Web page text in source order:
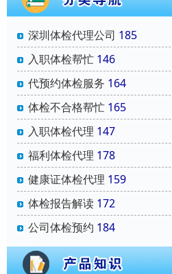
深圳体检代理公司 185
入职体检帮忙 146
代预约体检服务 164
体检不合格帮忙 165
入职体检代理 147
福利体检代理 178
健康证体检代理 159
体检报告解读 172
公司体检预约 184